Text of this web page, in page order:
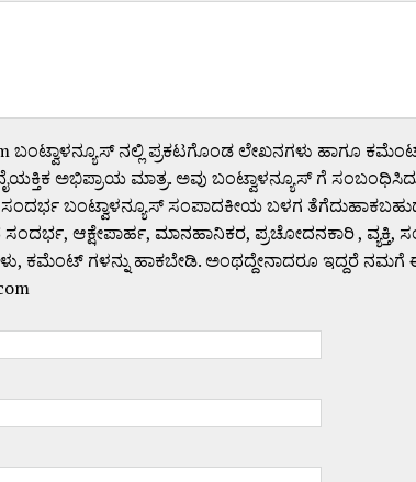
ಬಂಟ್ವಾಳನ್ಯೂಸ್ ನಲ್ಲಿ ಪ್ರಕಟಗೊಂಡ ಲೇಖನಗಳು ಹಾಗೂ
ಅಭಿಪ್ರಾಯ ಮಾತ್ರ. ಅವು ಬಂಟ್ವಾಳನ್ಯೂಸ್ ಗೆ
ಬಂಟ್ವಾಳನ್ಯೂಸ್ ಸಂಪಾದಕೀಯ ಬಳಗ
ಆಕ್ಷೇಪಾರ್ಹ, ಮಾನಹಾನಿಕರ, ಪ್ರಚೋದನಕಾರಿ , ವ್ಯಕ್ತಿ,
ಕಮೆಂಟ್ ಗಳನ್ನು ಹಾಕಬೇಡಿ. ಅಂಥದ್ದೇನಾದರೂ ಇದ್ದರೆ